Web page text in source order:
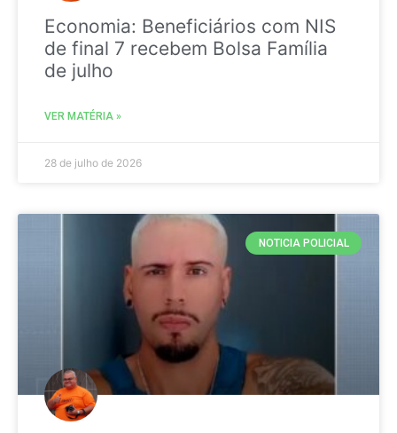
Economia: Beneficiários com NIS
de final 7 recebem Bolsa Família
de julho
VER MATÉRIA »
28 de julho de 2026
NOTICIA POLICIAL